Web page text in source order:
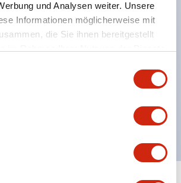
und Analysen weiter. Unsere
Informationen möglicherweise mit
die Sie ihnen bereitgestellt
(IP20) Schraubklemmen verfügbar